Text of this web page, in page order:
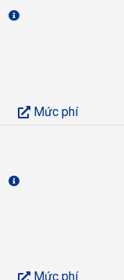
Mức phí
Mức phí